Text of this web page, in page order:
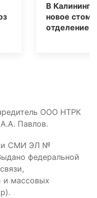
В
новое
отделение
ООО НТРК
Павлов.
СМИ ЭЛ №
федеральной
и массовых